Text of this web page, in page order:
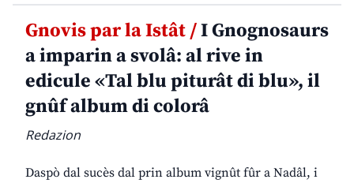
Gnovis par la Istât /I Gnognosaurs
a imparin a svolâ: al rive in
edicule «Tal blu piturât di blu», il
gnûf album di colorâ
Redazion
Daspò dal sucès dal prin album vignût fûr a Nadâl, i